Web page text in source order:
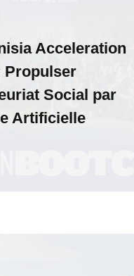
Acceleration
Propulser
Social par
Artificielle